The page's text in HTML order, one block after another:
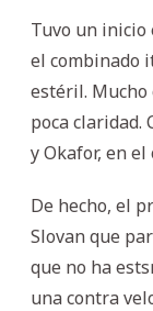
Tuvo un
el combinado
estéril. Mucho
poca claridad.
y Okafor, en
De hecho, el
Slovan que
que no ha
una contra